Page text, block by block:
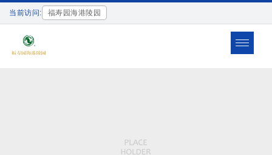
当前访问: 福寿园海港陵园
Toggle